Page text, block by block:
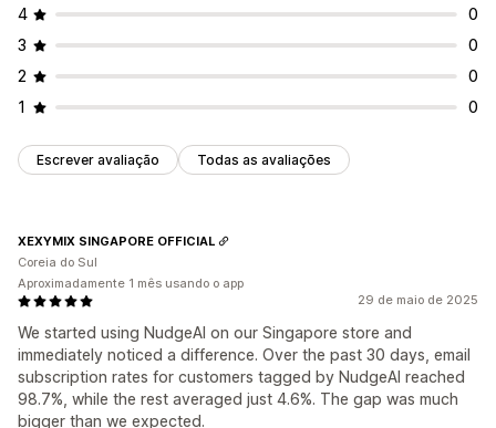
4
0
3
0
2
0
1
0
Escrever avaliação Todas as avaliações
29 de maio de 2025
We started using NudgeAI on our Singapore store and
immediately noticed a difference. Over the past 30 days, email
subscription rates for customers tagged by NudgeAI reached
98.7%, while the rest averaged just 4.6%. The gap was much
bigger than we expected.
XEXYMIX SINGAPORE OFFICIAL
Coreia do Sul
Aproximadamente 1 mês usando o app